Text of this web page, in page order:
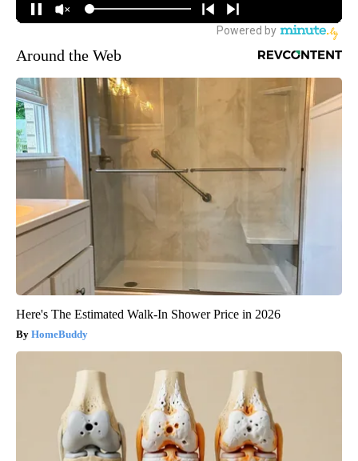
Around the Web
Here's The Estimated Walk-In Shower Price in 2026
HomeBuddy